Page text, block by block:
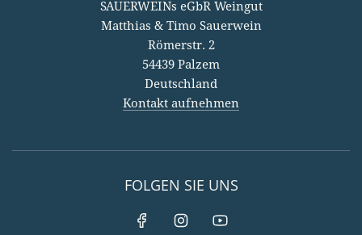
SAUERWEINs eGbR Weingut
Matthias & Timo Sauerwein
Römerstr. 2
54439 Palzem
Deutschland
Kontakt aufnehmen
FOLGEN SIE UNS